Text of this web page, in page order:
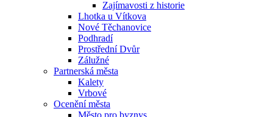
Zajímavosti z historie
Lhotka u Vítkova
Nové Těchanovice
Podhradí
Prostřední Dvůr
Zálužné
Partnerská města
Kalety
Vrbové
Ocenění města
Město pro byznys